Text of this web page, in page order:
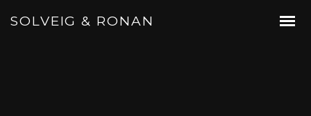
SOLVEIG & RONAN